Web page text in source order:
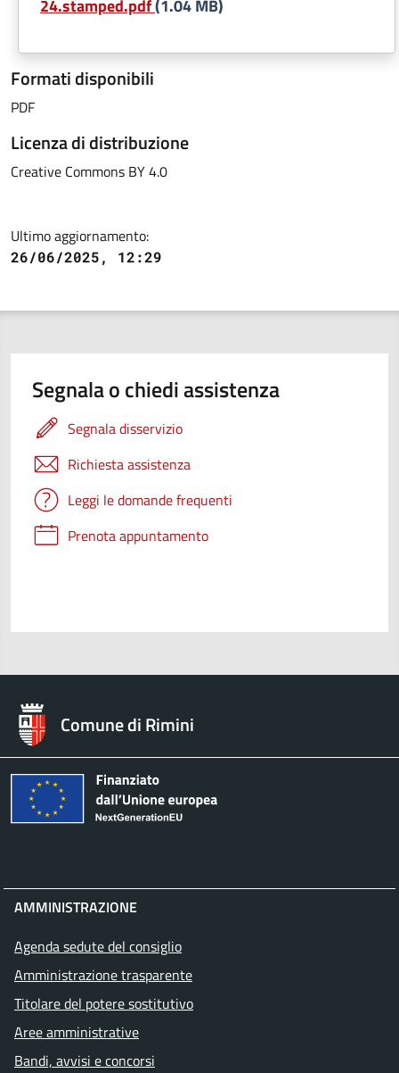
24.stamped.pdf(1.04 MB)
Formati disponibili
PDF
Licenza di distribuzione
Creative Commons BY 4.0
Ultimo aggiornamento:
26/06/2025, 12:29
Segnala o chiedi assistenza
Segnala disservizio
Richiesta assistenza
Leggi le domande frequenti
Prenota appuntamento
Comune di Rimini
AMMINISTRAZIONE
Agenda sedute del consiglio
Amministrazione trasparente
Titolare del potere sostitutivo
Aree amministrative
Bandi, avvisi e concorsi